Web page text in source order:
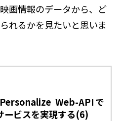
画情報のデータから、ど
れるかを見たいと思いま
Web-APIで
ービスを実現する(6)